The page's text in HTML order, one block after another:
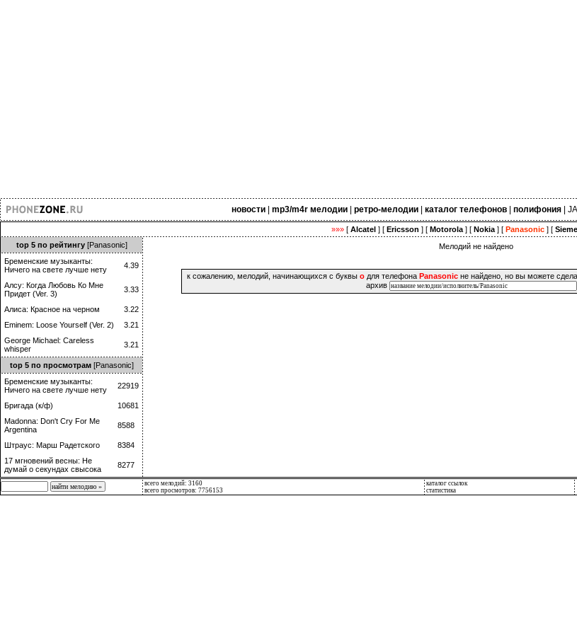
новости| mp3/m4r мелодии| ретро-мелодии| каталог телефонов| полифония|
»»»[ Alcatel] [ Ericsson ] [ Motorola] [ Nokia] [ Panasonic] [
top 5 по рейтингу[Panasonic]
Бременские музыканты:
Ничего на свете лучше нету
4.39
Алсу: Когда Любовь Ко Мне
Придет (Ver. 3)
3.33
Алиса: Красное на черном
3.22
Eminem: Loose Yourself (Ver. 2)
3.21
George Michael: Careless
whisper
3.21
top 5 по просмотрам[Panasonic]
Бременские музыканты:
Ничего на свете лучше нету
22919
Бригада (к/ф)
10681
Madonna: Don't Cry For Me
Argentina
8588
Штраус: Марш Радетского
8384
17 мгновений весны: Не
думай о секундах свысока
8277
Мелодий не найдено
к сожалению, мелодий, начинающихся с буквы одля телефона Panasonicне найдено, но вы можете
архив
всего мелодий: 3160
всего просмотров: 7756153
каталог ссылок
статистика